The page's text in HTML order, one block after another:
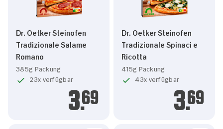
Dr. Oetker Steinofen
Tradizionale Salame
Romano
385g Packung
23x verfügbar
3.69
Dr. Oetker Steinofen
Tradizionale Spinaci e
Ricotta
415g Packung
43x verfügbar
3.69